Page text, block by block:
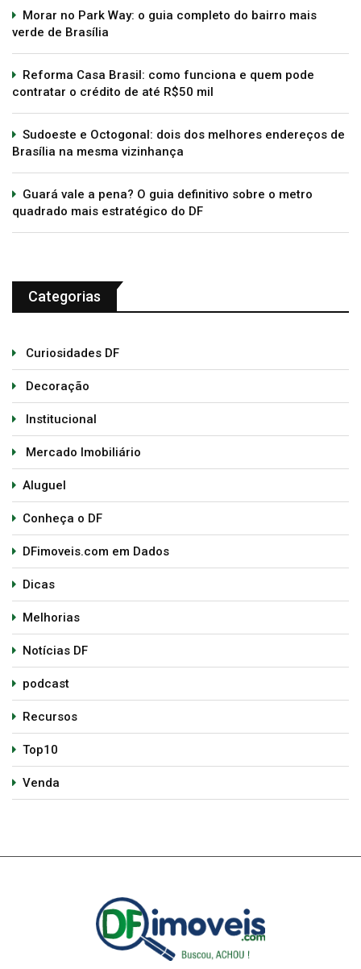
Morar no Park Way: o guia completo do bairro mais
verde de Brasília
Reforma Casa Brasil: como funciona e quem pode
contratar o crédito de até R$50 mil
Sudoeste e Octogonal: dois dos melhores endereços de
Brasília na mesma vizinhança
Guará vale a pena? O guia definitivo sobre o metro
quadrado mais estratégico do DF
Categorias
Curiosidades DF
Decoração
Institucional
Mercado Imobiliário
Aluguel
Conheça o DF
DFimoveis.com em Dados
Dicas
Melhorias
Notícias DF
podcast
Recursos
Top10
Venda